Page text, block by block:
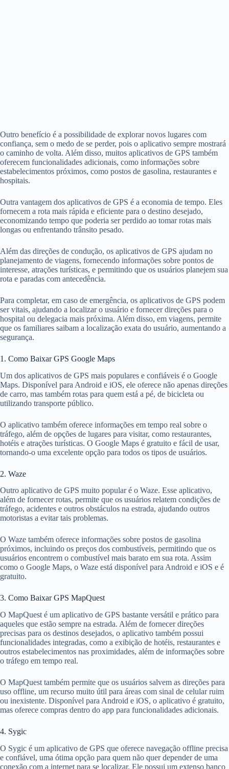
Outro benefício é a possibilidade de explorar novos lugares com
confiança, sem o medo de se perder, pois o aplicativo sempre mostrará
o caminho de volta. Além disso, muitos aplicativos de GPS também
oferecem funcionalidades adicionais, como informações sobre
estabelecimentos próximos, como postos de gasolina, restaurantes e
hospitais.
Outra vantagem dos aplicativos de GPS é a economia de tempo. Eles
fornecem a rota mais rápida e eficiente para o destino desejado,
economizando tempo que poderia ser perdido ao tomar rotas mais
longas ou enfrentando trânsito pesado.
Além das direções de condução, os aplicativos de GPS ajudam no
planejamento de viagens, fornecendo informações sobre pontos de
interesse, atrações turísticas, e permitindo que os usuários planejem sua
rota e paradas com antecedência.
Para completar, em caso de emergência, os aplicativos de GPS podem
ser vitais, ajudando a localizar o usuário e fornecer direções para o
hospital ou delegacia mais próxima. Além disso, em viagens, permite
que os familiares saibam a localização exata do usuário, aumentando a
segurança.
1. Como Baixar GPS Google Maps
Um dos aplicativos de GPS mais populares e confiáveis é o Google
Maps. Disponível para Android e iOS, ele oferece não apenas direções
de carro, mas também rotas para quem está a pé, de bicicleta ou
utilizando transporte público.
O aplicativo também oferece informações em tempo real sobre o
tráfego, além de opções de lugares para visitar, como restaurantes,
hotéis e atrações turísticas. O Google Maps é gratuito e fácil de usar,
tornando-o uma excelente opção para todos os tipos de usuários.
2. Waze
Outro aplicativo de GPS muito popular é o Waze. Esse aplicativo,
além de fornecer rotas, permite que os usuários relatem condições de
tráfego, acidentes e outros obstáculos na estrada, ajudando outros
motoristas a evitar tais problemas.
O Waze também oferece informações sobre postos de gasolina
próximos, incluindo os preços dos combustíveis, permitindo que os
usuários encontrem o combustível mais barato em sua rota. Assim
como o Google Maps, o Waze está disponível para Android e iOS e é
gratuito.
3. Como Baixar GPS MapQuest
O MapQuest é um aplicativo de GPS bastante versátil e prático para
aqueles que estão sempre na estrada. Além de fornecer direções
precisas para os destinos desejados, o aplicativo também possui
funcionalidades integradas, como a exibição de hotéis, restaurantes e
outros estabelecimentos nas proximidades, além de informações sobre
o tráfego em tempo real.
O MapQuest também permite que os usuários salvem as direções para
uso offline, um recurso muito útil para áreas com sinal de celular ruim
ou inexistente. Disponível para Android e iOS, o aplicativo é gratuito,
mas oferece compras dentro do app para funcionalidades adicionais.
4. Sygic
O Sygic é um aplicativo de GPS que oferece navegação offline precisa
e confiável, uma ótima opção para quem não quer depender de uma
conexão com a internet para se localizar. Ele possui um extenso banco